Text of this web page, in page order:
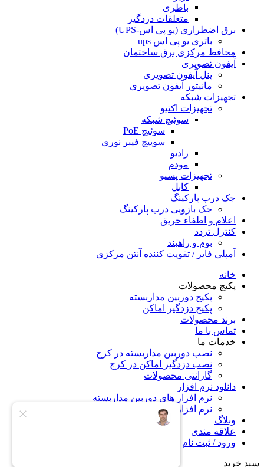
باطری
متعلقات دزدگیر
برق اضطراری (یو پی اس-UPS)
باتری یو پی اس ups
محافظ مرکزی برق ساختمان
آیفون تصویری
پنل آیفون تصویری
مانیتور آیفون تصویری
تجهیزات شبکه
تجهیزات اکتیو
سوئیچ شبکه
سوئیچ PoE
سوییچ فیبر نوری
رادیو
مودم
تجهیزات پسیو
کابل
جک درب پارکینگ
جک بازویی درب پارکینگ
اعلام و اطفاء حریق
کنترل تردد
بوم و راهبند
آمپلی فایر / تقویت کننده آنتن مرکزی
خانه
پکیج محصولات
پکیج دوربین مداربسته
پکیج دزدگیر اماکن
برند محصولات
تماس با ما
خدمات ما
نصب دوربین مداربسته در کرج
نصب دزدگیر اماکن در کرج
گارانتی محصولات
دانلود نرم افزار
نرم افزار های دوربین مداربسته
نرم افزار های دزدگیر اماکن
وبلاگ
علاقه مندی
ورود / ثبت نام
سبد خرید